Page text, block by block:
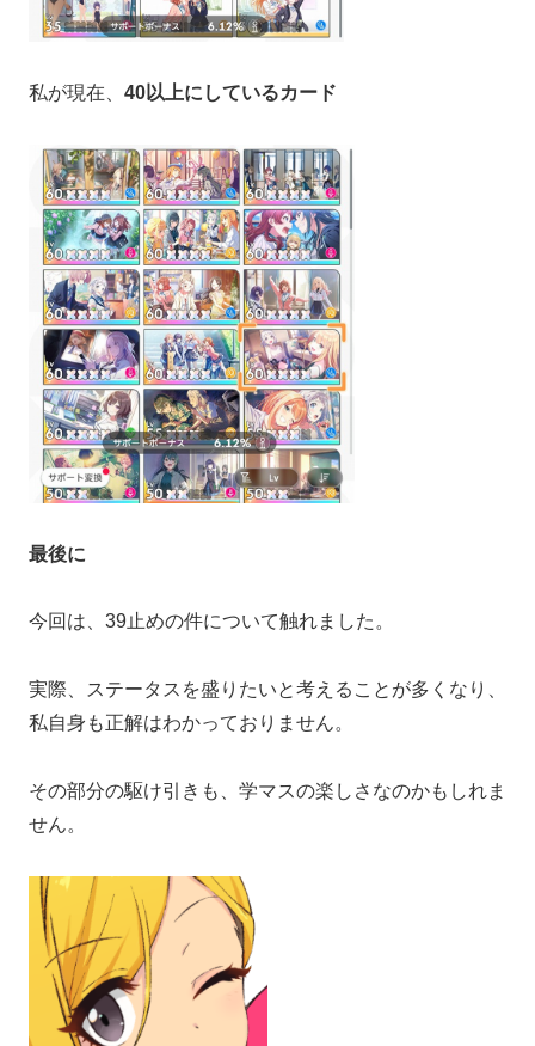
私が現在、 40以上にしているカード
最後に
今回は、39止めの件について触れました。
実際、ステータスを盛りたいと考えることが多くなり、
私自身も正解はわかっておりません。
その部分の駆け引きも、学マスの楽しさなのかもしれま
せん。